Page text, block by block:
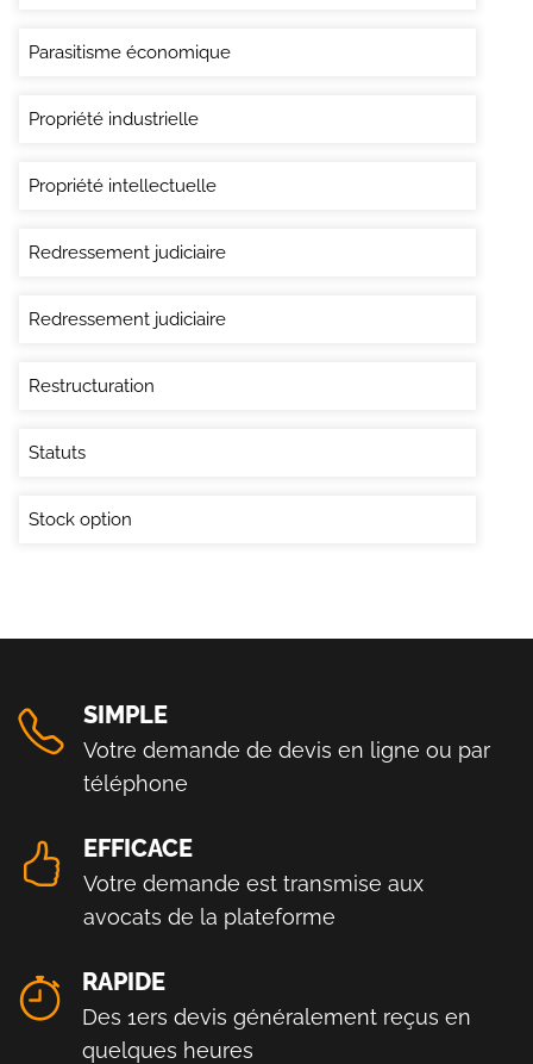
Parasitisme économique
Propriété industrielle
Propriété intellectuelle
Redressement judiciaire
Redressement judiciaire
Restructuration
Statuts
Stock option
SIMPLE
Votre demande de devis en ligne ou par
téléphone
EFFICACE
Votre demande est transmise aux
avocats de la plateforme
RAPIDE
Des 1ers devis généralement reçus en
quelques heures